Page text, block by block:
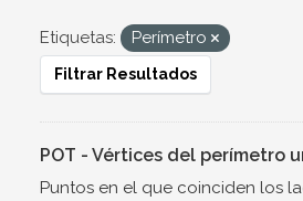
Etiquetas: Perímetro
Filtrar Resultados
POT - Vértices del perímetro
Puntos en el que coinciden los